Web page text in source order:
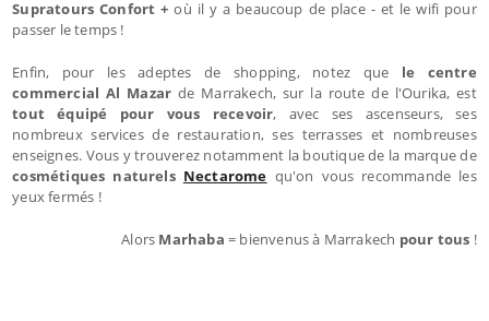
Supratours Confort + où il y a beaucoup de place - et le wifi pour
passer le temps !
Enfin, pour les adeptes de shopping, notez que le centre
commercial Al Mazar de Marrakech, sur la route de l'Ourika, est
tout équipé pour vous recevoir, avec ses ascenseurs, ses
nombreux services de restauration, ses terrasses et nombreuses
enseignes. Vous y trouverez notamment la boutique de la marque de
cosmétiques naturels Nectarome qu'on vous recommande les
yeux fermés !
Alors Marhaba = bienvenus à Marrakech pour tous !